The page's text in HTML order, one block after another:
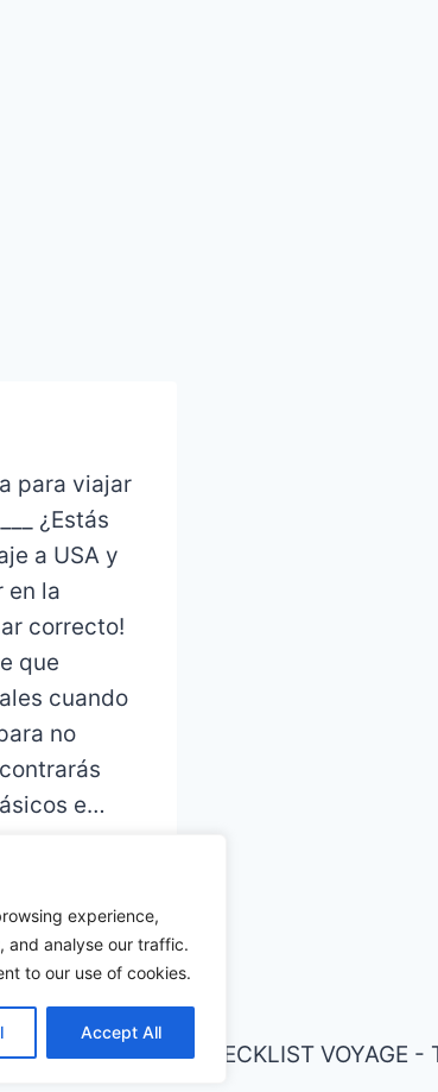
experience,
and analyse our traffic.
to our use of cookies.
Accept All
para viajar
¿Estás
a USA y
en la
correcto!
que
cuando
no
e…
© 2026 CHECKLIST VOYAGE -